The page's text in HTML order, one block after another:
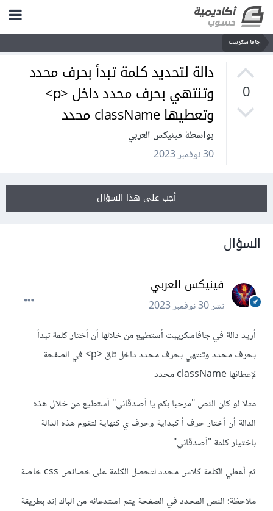
جافا سكريبت
0
دالة لتحديد كلمة تبدأ بحرف محدد
وتنتهي بحرف محدد داخل <p>
وتعطيها className محدد
بواسطة فينيكس العربي
30 نوفمبر 2023
أجب على هذا السؤال
السؤال
فينيكس العربي
نشر30 نوفمبر 2023
أريد دالة في جافاسكريبت أستطيع من خلالها أن أختار كلمة تبدأ
بحرف محدد وتنتهي بحرف محدد داخل تاق <p> في الصفحة
لإعطائها className محدد
مثلا لو كان النص "مرحبا بكم يا أصدقائي" أستطيع من خلال هذه
الدالة أن أختار حرف أ كبداية وحرف ي كنهاية لتقوم هذه الدالة
باختيار كلمة "أصدقائي"
ثم أعطي الكلمة كلاس محدد لتحصل الكلمة على خصائص css خاصة
ملاحظة: النص المحدد في الصفحة يتم استدعائه من الباك إند بطريقة